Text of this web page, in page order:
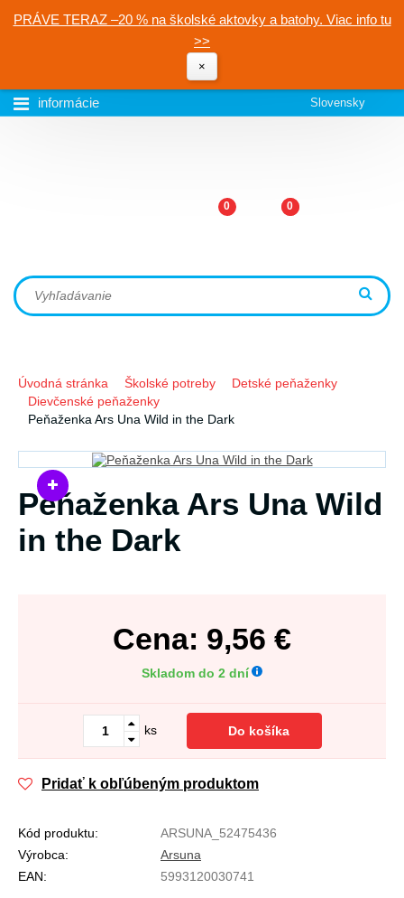
PRÁVE TERAZ –20 % na školské aktovky a batohy. Viac info tu
>>
×
informácie Slovensky
0 0
Úvodná stránka Školské potreby
Detské peňaženky
Dievčenské peňaženky
Peňaženka Ars Una Wild in the Dark
Peňaženka Ars Una Wild
in the Dark
Cena: 9,56 €
Skladom do 2 dní
ks Do košíka
Pridať k obľúbeným produktom
Kód produktu:
ARSUNA_52475436
Výrobca:
Arsuna
EAN:
5993120030741